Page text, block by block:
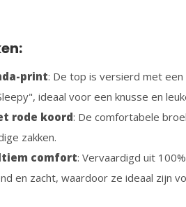
print: De top is versierd met
ideaal voor een knusse en
rode koord: De comfortabele
zakken.
comfort: Vervaardigd uit
en zacht, waardoor ze ideaal zijn